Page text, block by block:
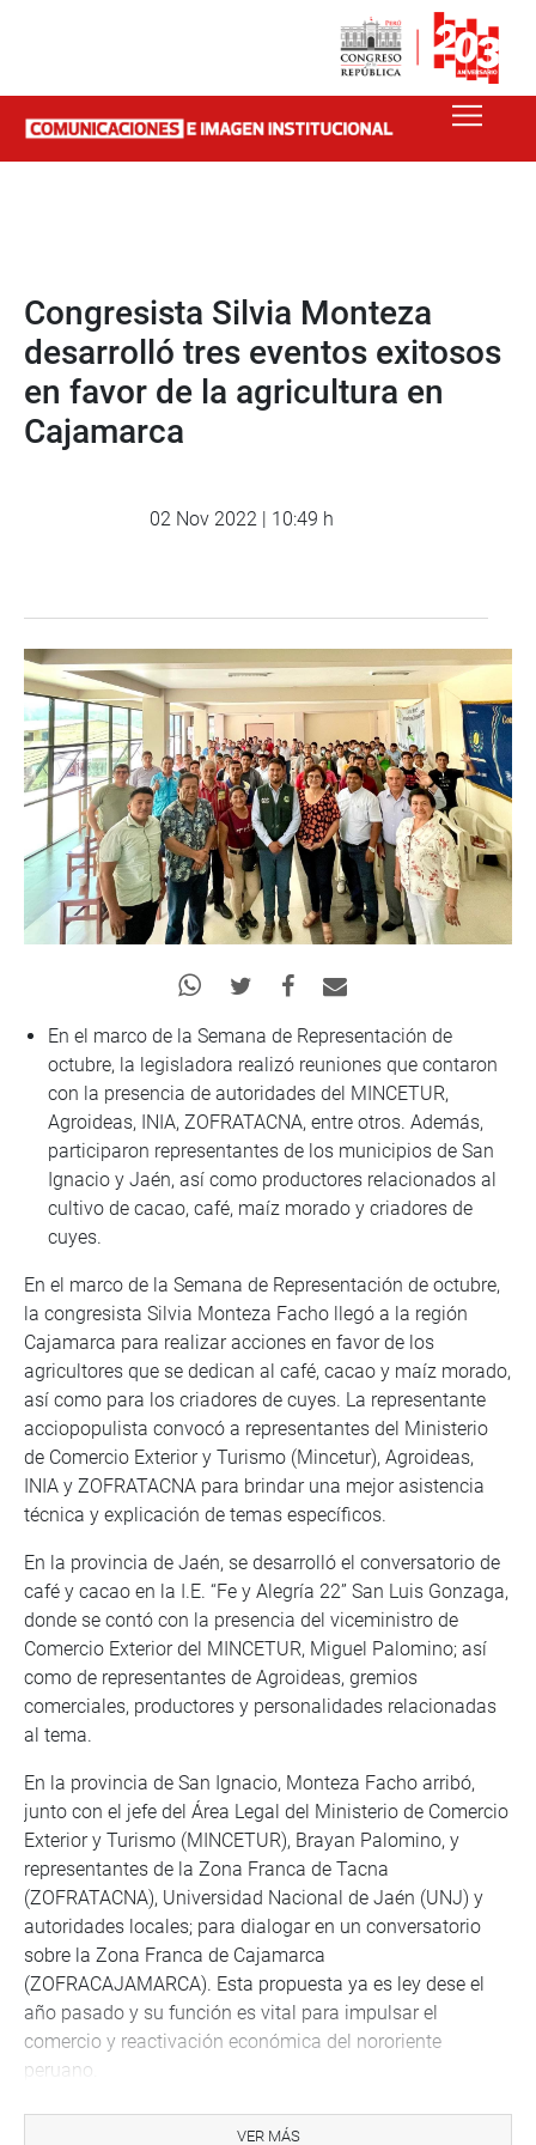
Congresista Silvia Monteza
desarrolló tres eventos exitosos
en favor de la agricultura en
Cajamarca
02 Nov 2022 | 10:49 h
En el marco de la Semana de Representación de
octubre, la legisladora realizó reuniones que contaron
con la presencia de autoridades del MINCETUR,
Agroideas, INIA, ZOFRATACNA, entre otros. Además,
participaron representantes de los municipios de San
Ignacio y Jaén, así como productores relacionados al
cultivo de cacao, café, maíz morado y criadores de
cuyes.
En el marco de la Semana de Representación de octubre,
la congresista Silvia Monteza Facho llegó a la región
Cajamarca para realizar acciones en favor de los
agricultores que se dedican al café, cacao y maíz morado,
así como para los criadores de cuyes. La representante
acciopopulista convocó a representantes del Ministerio
de Comercio Exterior y Turismo (Mincetur), Agroideas,
INIA y ZOFRATACNA para brindar una mejor asistencia
técnica y explicación de temas específicos.
En la provincia de Jaén, se desarrolló el conversatorio de
café y cacao en la I.E. “Fe y Alegría 22” San Luis Gonzaga,
donde se contó con la presencia del viceministro de
Comercio Exterior del MINCETUR, Miguel Palomino; así
como de representantes de Agroideas, gremios
comerciales, productores y personalidades relacionadas
al tema.
En la provincia de San Ignacio, Monteza Facho arribó,
junto con el jefe del Área Legal del Ministerio de Comercio
Exterior y Turismo (MINCETUR), Brayan Palomino, y
representantes de la Zona Franca de Tacna
(ZOFRATACNA), Universidad Nacional de Jaén (UNJ) y
autoridades locales; para dialogar en un conversatorio
sobre la Zona Franca de Cajamarca
(ZOFRACAJAMARCA). Esta propuesta ya es ley dese el
año pasado y su función es vital para impulsar el
comercio y reactivación económica del nororiente
peruano.
En la misma provincia, se realizó un taller sobre el
VER MÁS